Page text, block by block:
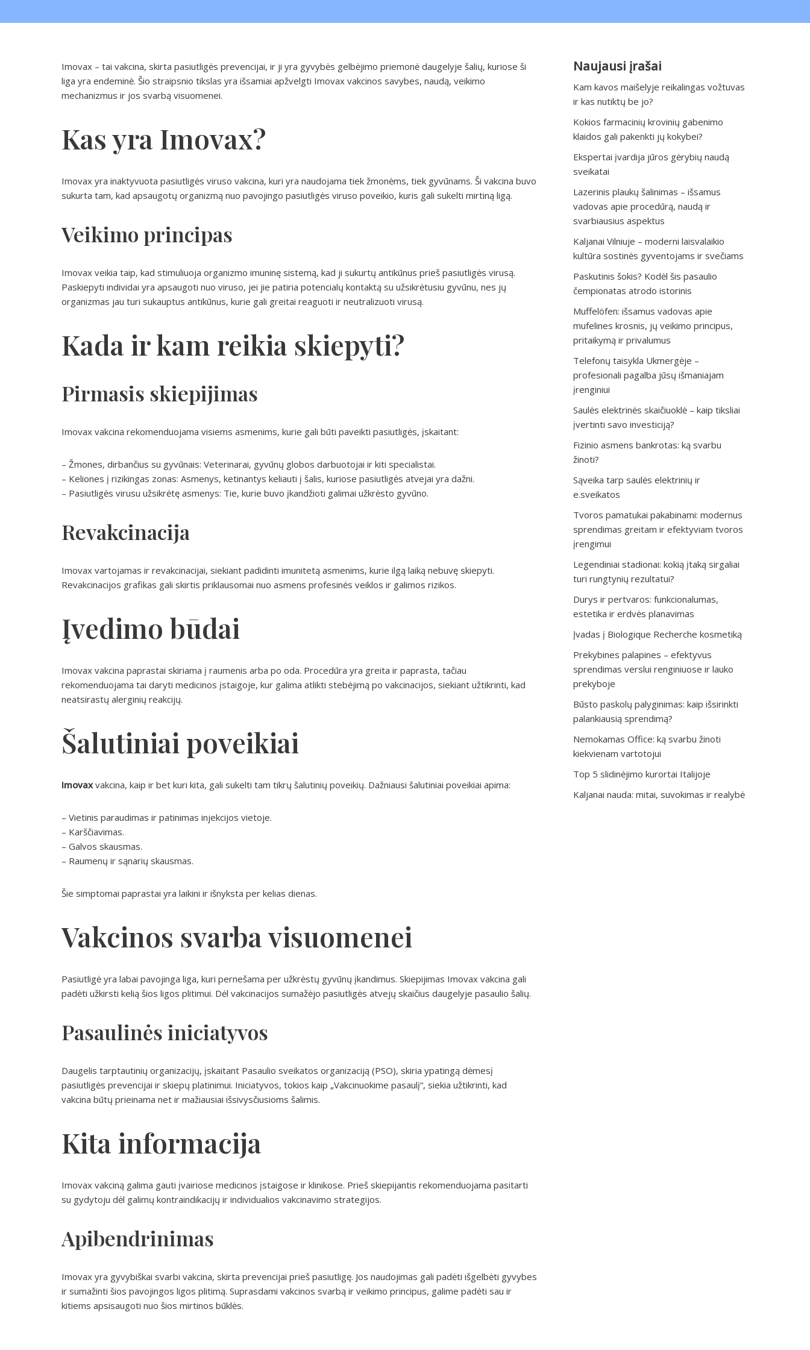
Imovax – tai vakcina, skirta pasiutligės prevencijai, ir ji yra gyvybės gelbėjimo priemonė daugelyje šalių, kuriose ši
liga yra endeminė. Šio straipsnio tikslas yra išsamiai apžvelgti Imovax vakcinos savybes, naudą, veikimo
mechanizmus ir jos svarbą visuomenei.
Kas yra Imovax?
Imovax yra inaktyvuota pasiutligės viruso vakcina, kuri yra naudojama tiek žmonėms, tiek gyvūnams. Ši vakcina buvo
sukurta tam, kad apsaugotų organizmą nuo pavojingo pasiutligės viruso poveikio, kuris gali sukelti mirtiną ligą.
Veikimo principas
Imovax veikia taip, kad stimuliuoja organizmo imuninę sistemą, kad ji sukurtų antikūnus prieš pasiutligės virusą.
Paskiepyti individai yra apsaugoti nuo viruso, jei jie patiria potencialų kontaktą su užsikrėtusiu gyvūnu, nes jų
organizmas jau turi sukauptus antikūnus, kurie gali greitai reaguoti ir neutralizuoti virusą.
Kada ir kam reikia skiepyti?
Pirmasis skiepijimas
Imovax vakcina rekomenduojama visiems asmenims, kurie gali būti paveikti pasiutligės, įskaitant:
– Žmones, dirbančius su gyvūnais: Veterinarai, gyvūnų globos darbuotojai ir kiti specialistai.
– Keliones į rizikingas zonas: Asmenys, ketinantys keliauti į šalis, kuriose pasiutligės atvejai yra dažni.
– Pasiutligės virusu užsikrėtę asmenys: Tie, kurie buvo įkandžioti galimai užkrėsto gyvūno.
Revakcinacija
Imovax vartojamas ir revakcinacijai, siekiant padidinti imunitetą asmenims, kurie ilgą laiką nebuvę skiepyti.
Revakcinacijos grafikas gali skirtis priklausomai nuo asmens profesinės veiklos ir galimos rizikos.
Įvedimo būdai
Imovax vakcina paprastai skiriama į raumenis arba po oda. Procedūra yra greita ir paprasta, tačiau
rekomenduojama tai daryti medicinos įstaigoje, kur galima atlikti stebėjimą po vakcinacijos, siekiant užtikrinti, kad
neatsirastų alerginių reakcijų.
Šalutiniai poveikiai
Imovaxvakcina, kaip ir bet kuri kita, gali sukelti tam tikrų šalutinių poveikių. Dažniausi šalutiniai poveikiai apima:
– Vietinis paraudimas ir patinimas injekcijos vietoje.
– Karščiavimas.
– Galvos skausmas.
– Raumenų ir sąnarių skausmas.
Šie simptomai paprastai yra laikini ir išnyksta per kelias dienas.
Vakcinos svarba visuomenei
Pasiutligė yra labai pavojinga liga, kuri pernešama per užkrėstų gyvūnų įkandimus. Skiepijimas Imovax vakcina gali
padėti užkirsti kelią šios ligos plitimui. Dėl vakcinacijos sumažėjo pasiutligės atvejų skaičius daugelyje pasaulio šalių.
Pasaulinės iniciatyvos
Daugelis tarptautinių organizacijų, įskaitant Pasaulio sveikatos organizaciją (PSO), skiria ypatingą dėmesį
pasiutligės prevencijai ir skiepų platinimui. Iniciatyvos, tokios kaip „Vakcinuokime pasaulį“, siekia užtikrinti, kad
vakcina būtų prieinama net ir mažiausiai išsivysčiusioms šalimis.
Kita informacija
Imovax vakciną galima gauti įvairiose medicinos įstaigose ir klinikose. Prieš skiepijantis rekomenduojama pasitarti
su gydytoju dėl galimų kontraindikacijų ir individualios vakcinavimo strategijos.
Apibendrinimas
Imovax yra gyvybiškai svarbi vakcina, skirta prevencijai prieš pasiutligę. Jos naudojimas gali padėti išgelbėti gyvybes
ir sumažinti šios pavojingos ligos plitimą. Suprasdami vakcinos svarbą ir veikimo principus, galime padėti sau ir
kitiems apsisaugoti nuo šios mirtinos būklės.
Naujausi įrašai
Kam kavos maišelyje reikalingas vožtuvas
ir kas nutiktų be jo?
Kokios farmacinių krovinių gabenimo
klaidos gali pakenkti jų kokybei?
Ekspertai įvardija jūros gėrybių naudą
sveikatai
Lazerinis plaukų šalinimas – išsamus
vadovas apie procedūrą, naudą ir
svarbiausius aspektus
Kaljanai Vilniuje – moderni laisvalaikio
kultūra sostinės gyventojams ir svečiams
Paskutinis šokis? Kodėl šis pasaulio
čempionatas atrodo istorinis
Muffelöfen: išsamus vadovas apie
mufelines krosnis, jų veikimo principus,
pritaikymą ir privalumus
Telefonų taisykla Ukmergėje –
profesionali pagalba jūsų išmaniajam
įrenginiui
Saulės elektrinės skaičiuoklė – kaip tiksliai
įvertinti savo investiciją?
Fizinio asmens bankrotas: ką svarbu
žinoti?
Sąveika tarp saulės elektrinių ir
e.sveikatos
Tvoros pamatukai pakabinami: modernus
sprendimas greitam ir efektyviam tvoros
įrengimui
Legendiniai stadionai: kokią įtaką sirgaliai
turi rungtynių rezultatui?
Durys ir pertvaros: funkcionalumas,
estetika ir erdvės planavimas
Įvadas į Biologique Recherche kosmetiką
Prekybines palapines – efektyvus
sprendimas verslui renginiuose ir lauko
prekyboje
Būsto paskolų palyginimas: kaip išsirinkti
palankiausią sprendimą?
Nemokamas Office: ką svarbu žinoti
kiekvienam vartotojui
Top 5 slidinėjimo kurortai Italijoje
Kaljanai nauda: mitai, suvokimas ir realybė